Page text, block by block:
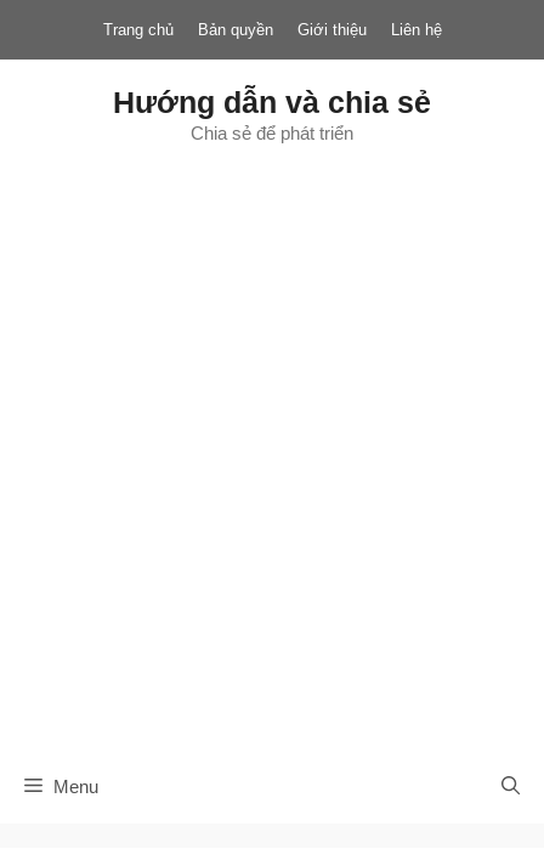
nội
Trang chủ Bản quyền Giới thiệu Liên hệ
Hướng dẫn và chia sẻ
Chia sẻ để phát triển
Menu